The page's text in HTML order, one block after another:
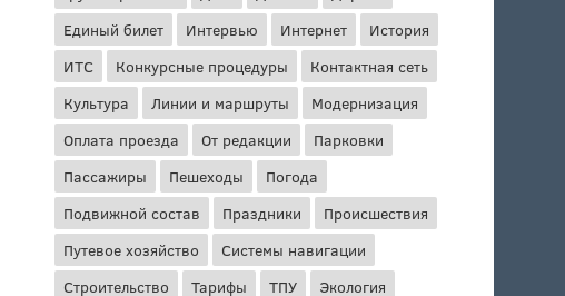
Единый билет
Интервью Интернет
История
ИТС
Конкурсные процедуры
Контактная сеть
Культура
Линии и маршруты
Модернизация
Оплата проезда
От редакции
Парковки
Пассажиры
Пешеходы
Погода
Подвижной состав
Праздники
Происшествия
Путевое хозяйство
Системы навигации
Строительство
Тарифы ТПУ Экология